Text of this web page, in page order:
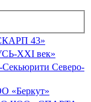
43»
XXI век»
Северо-
«Беркут»